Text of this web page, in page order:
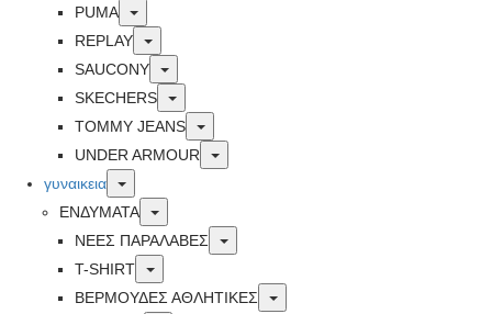
PUMA
Toggle
REPLAY
Toggle
SAUCONY
Toggle
SKECHERS
Toggle
TOMMY JEANS
Toggle
UNDER ARMOUR
Toggle
γυναικεια
Toggle
ΕΝΔΥΜΑΤΑ
Toggle
ΝΕΕΣ ΠΑΡΑΛΑΒΕΣ
Toggle
T-SHIRT
Toggle
ΒΕΡΜΟΥΔΕΣ ΑΘΛΗΤΙΚΕΣ
Toggle